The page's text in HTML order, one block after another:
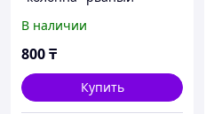
390х390х190мм
В наличии
800₸
Купить